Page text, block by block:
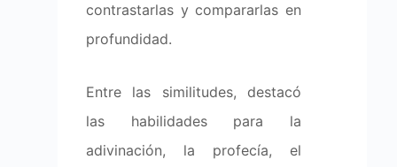
contrastarlas y compararlas en
profundidad.
Entre las similitudes, destacó
las habilidades para la
adivinación, la profecía, el